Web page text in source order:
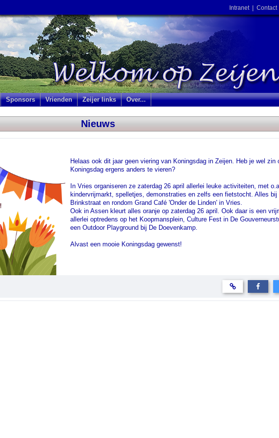
Intranet| Contact
Sponsors Vrienden Zeijer links Over...
Nieuws
Helaas ook dit jaar geen viering van Koningsdag in Zeijen. Heb je wel zin
Koningsdag ergens anders te vieren?
In Vries organiseren ze zaterdag 26 april allerlei leuke activiteiten, met o.a.
kindervrijmarkt, spelletjes, demonstraties en zelfs een fietstocht. Alles bij
Brinkstraat en rondom Grand Café 'Onder de Linden' in Vries.
Ook in Assen kleurt alles oranje op zaterdag 26 april. Ook daar is een
allerlei optredens op het Koopmansplein, Culture Fest in De
een Outdoor Playground bij De Doevenkamp.
Alvast een mooie Koningsdag gewenst!